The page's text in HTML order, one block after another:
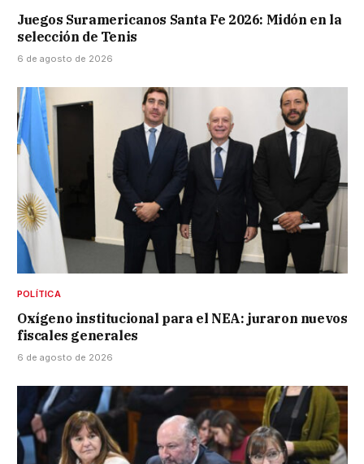
Juegos Suramericanos Santa Fe 2026: Midón en la
selección de Tenis
6 de agosto de 2026
POLÍTICA
Oxígeno institucional para el NEA: juraron nuevos
fiscales generales
6 de agosto de 2026